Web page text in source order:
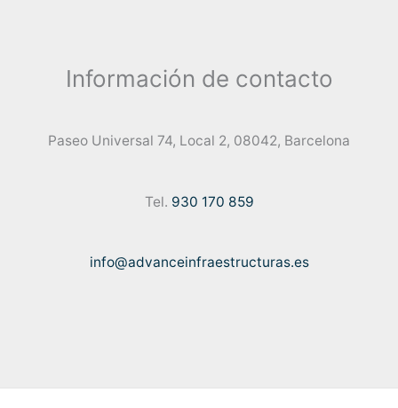
Información de contacto
Paseo Universal 74, Local 2, 08042, Barcelona
Tel. 930 170 859
info@advanceinfraestructuras.es